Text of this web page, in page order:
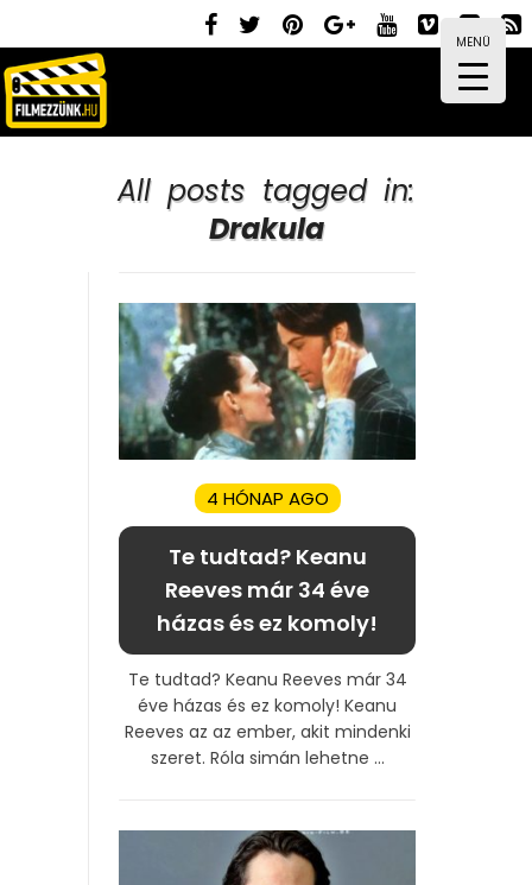
MENÜ
All posts tagged in:
Drakula
4 HÓNAP AGO
Te tudtad? Keanu
Reeves már 34 éve
házas és ez komoly!
Te tudtad? Keanu Reeves már 34
éve házas és ez komoly! Keanu
Reeves az az ember, akit mindenki
szeret. Róla simán lehetne ...